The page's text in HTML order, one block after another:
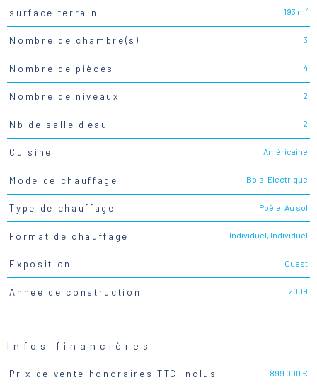
surface terrain 193 m²
Nombre de chambre(s) 3
Nombre de pièces 4
Nombre de niveaux 2
Nb de salle d'eau 2
Cuisine Américaine
Mode de chauffage Bois, Electrique
Type de chauffage Poêle, Au sol
Format de chauffage Individuel, Individuel
Exposition Ouest
Année de construction 2009
Infos financières
Caractéristiques Valeurs
Prix de vente honoraires TTC inclus 899 000 €